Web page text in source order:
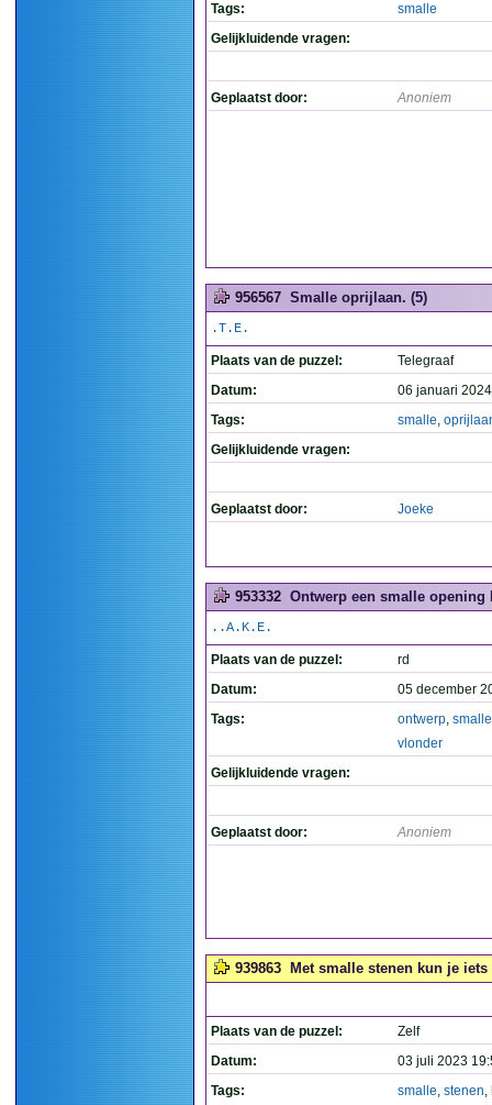
Tags:
smalle
Gelijkluidende vragen:
Geplaatst door: Anoniem
956567 Smalle oprijlaan. (5)
.T.E.
Plaats van de puzzel:
Telegraaf
Datum:
06 januari
Tags:
smalle,
Gelijkluidende vragen:
Geplaatst door: Joeke
953332 Ontwerp een smalle opening
..A.K.E.
Plaats van de puzzel:
rd
Datum:
05 december
Tags:
ontwerp, smalle
vlonder
Gelijkluidende vragen:
Geplaatst door: Anoniem
939863 Met smalle stenen kun je
Plaats van de puzzel:
Zelf
Datum:
03 juli 2023
Tags:
smalle, stenen,